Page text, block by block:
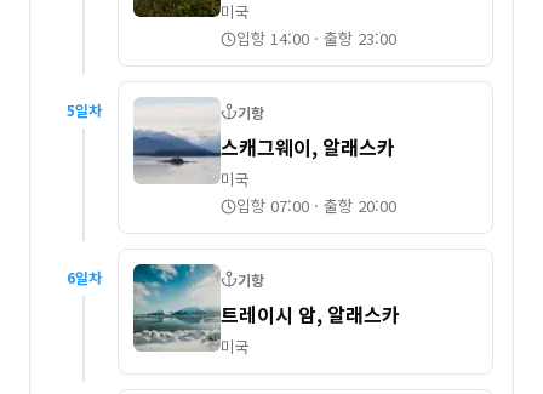
미국
입항 14:00 · 출항 23:00
5일차 기항
스캐그웨이, 알래스카
미국
입항 07:00 · 출항 20:00
6일차 기항
트레이시 암, 알래스카
미국